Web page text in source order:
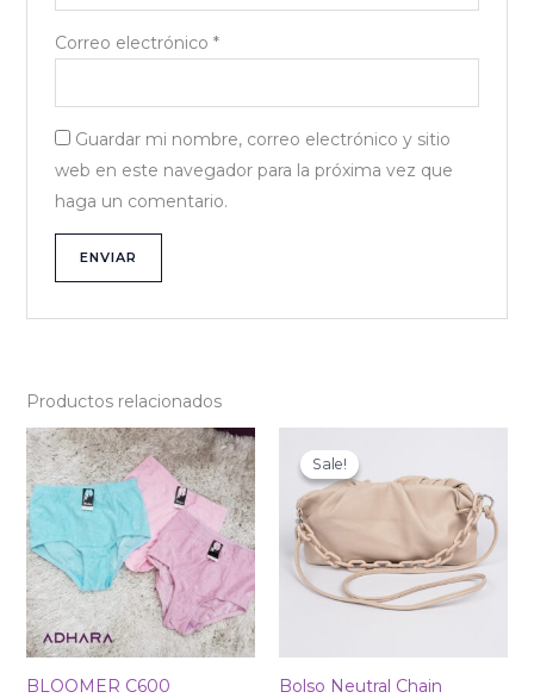
Correo electrónico *
Guardar mi nombre, correo electrónico y sitio
web en este navegador para la próxima vez que
haga un comentario.
Productos relacionados
BLOOMER C600
Sale!
Sale!
Bolso Neutral Chain
price
was:
₡28
is:
₡22
400.